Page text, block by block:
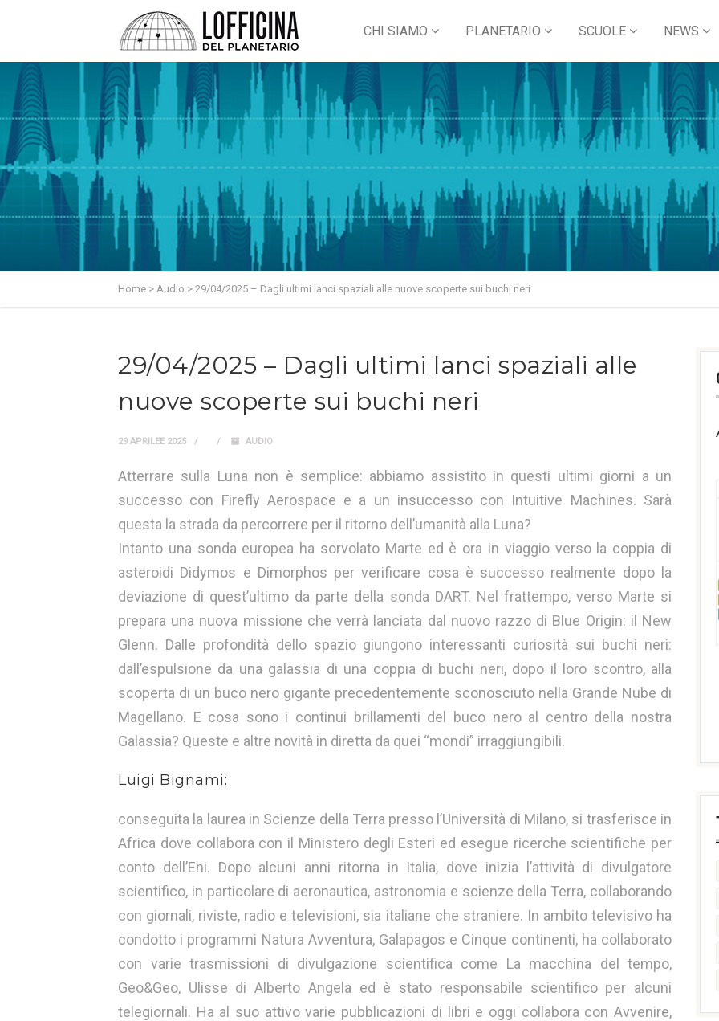
CHI SIAMO PLANETARIO SCUOLE NEWS
Home > Audio > 29/04/2025 – Dagli ultimi lanci spaziali alle nuove scoperte sui buchi neri
29/04/2025 – Dagli ultimi lanci spaziali alle
nuove scoperte sui buchi neri
29 APRILEE 2025 AUDIO
Atterrare sulla Luna non è semplice: abbiamo assistito in questi ultimi giorni a un
successo con Firefly Aerospace e a un insuccesso con Intuitive Machines. Sarà
questa la strada da percorrere per il ritorno dell’umanità alla Luna?
Intanto una sonda europea ha sorvolato Marte ed è ora in viaggio verso la coppia di
asteroidi Didymos e Dimorphos per verificare cosa è successo realmente dopo la
deviazione di quest’ultimo da parte della sonda DART. Nel frattempo, verso Marte si
prepara una nuova missione che verrà lanciata dal nuovo razzo di Blue Origin: il New
Glenn. Dalle profondità dello spazio giungono interessanti curiosità sui buchi neri:
dall’espulsione da una galassia di una coppia di buchi neri, dopo il loro scontro, alla
scoperta di un buco nero gigante precedentemente sconosciuto nella Grande Nube di
Magellano. E cosa sono i continui brillamenti del buco nero al centro della nostra
Galassia? Queste e altre novità in diretta da quei “mondi” irraggiungibili.
Luigi Bignami:
conseguita la laurea in Scienze della Terra presso l’Università di Milano, si trasferisce in
Africa dove collabora con il Ministero degli Esteri ed esegue ricerche scientifiche per
conto dell’Eni. Dopo alcuni anni ritorna in Italia, dove inizia l’attività di divulgatore
scientifico, in particolare di aeronautica, astronomia e scienze della Terra, collaborando
con giornali, riviste, radio e televisioni, sia italiane che straniere. In ambito televisivo ha
condotto i programmi Natura Avventura, Galapagos e Cinque continenti, ha collaborato
con varie trasmissioni di divulgazione scientifica come La macchina del tempo,
Geo&Geo, Ulisse di Alberto Angela ed è stato responsabile scientifico per alcuni
telegiornali. Ha al suo attivo varie pubblicazioni di libri e oggi collabora con Avvenire,